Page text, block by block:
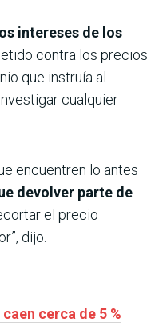
intereses de los
contra los precios
que instruía al
cualquier
encuentren lo antes
devolver parte de
el precio
dijo.
cerca de 5 %